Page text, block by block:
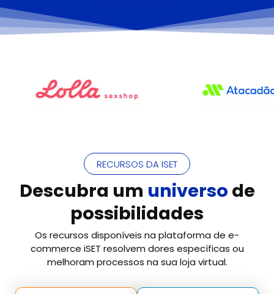
RECURSOS DA ISET
Descubra um universo de
possibilidades
Os recursos disponíveis na plataforma de e-
commerce iSET resolvem dores específicas ou
melhoram processos na sua loja virtual.